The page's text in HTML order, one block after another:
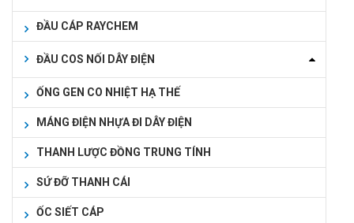
ĐẦU CÁP RAYCHEM
ĐẦU COS NỐI DÂY ĐIỆN
ỐNG GEN CO NHIỆT HẠ THẾ
MÁNG ĐIỆN NHỰA ĐI DÂY ĐIỆN
THANH LƯỢC ĐỒNG TRUNG TÍNH
SỨ ĐỠ THANH CÁI
ỐC SIẾT CÁP